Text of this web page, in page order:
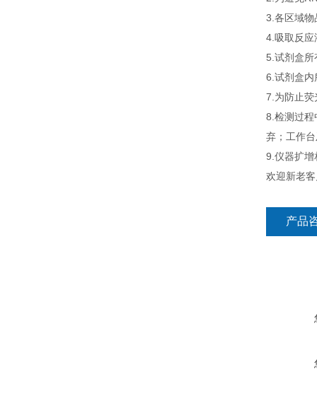
3.各区域物
4.吸取反应
5.试剂盒所
6.试剂盒内
7.为防止荧
8.检测过程
弃；工作
9.仪器扩增
欢迎新老
产品